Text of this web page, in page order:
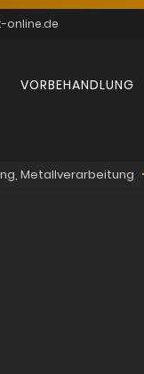
online.de
VORBEHANDLUNG
Metallverarbeitung